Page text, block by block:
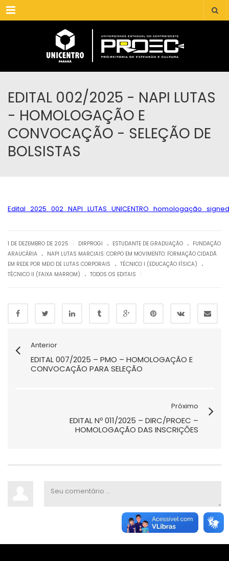
Menu
EDITAL 002/2025 - NAPI LUTAS
- HOMOLOGAÇÃO E
CONVOCAÇÃO - SELEÇÃO DE
BOLSISTAS
Edital_2025_002_NAPI_LUTAS_UNICENTRO_homologação_signed
1 DE DEZEMBRO DE 2025 DIRPROGI . ESTUDANTE DE GRADUAÇÃO . FUNDAÇÃO
ARAUCÁRIA . NAPI LUTAS MARCIAIS: CORPO EM MOVIMENTO: FORMAÇÃO CIDADÃ
EM REDE POR MEIO DE LUTAS CORPORAIS
. TÉCNICO I (EDUCAÇÃO FÍSICA) .
TÉCNICO II (FAIXA MARROM) . TODOS OS EDITAIS
Anterior
EDITAL 007/2025 – PMO – HOMOLOGAÇÃO E
CONVOCAÇÃO PARA SELEÇÃO
Próximo
EDITAL Nº 011/2025 – DIRC/PROEC –
HOMOLOGAÇÃO DAS INSCRIÇÕES